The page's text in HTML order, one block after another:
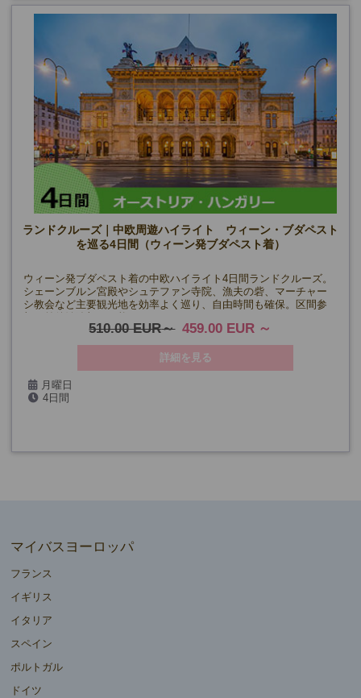
ランドクルーズ｜中欧周遊ハイライト ウィーン・ブダペスト
を巡る4日間（ウィーン発ブダペスト着）
ウィーン発ブダペスト着の中欧ハイライト4日間ランドクルーズ。
シェーンブルン宮殿やシュテファン寺院、漁夫の砦、マーチャー
シ教会など主要観光地を効率よく巡り、自由時間も確保。区間参
510.00 EUR 459.00 EUR
詳細を見る
月曜日
4日間
マイバスヨーロッパ
フランス
イギリス
イタリア
スペイン
ポルトガル
ドイツ